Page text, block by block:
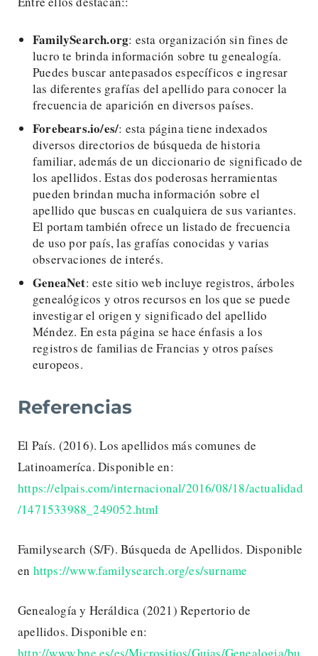
FamilySearch.org: esta organización sin fines de
lucro te brinda información sobre tu genealogía.
Puedes buscar antepasados específicos e ingresar
las diferentes grafías del apellido para conocer la
frecuencia de aparición en diversos países.
Forebears.io/es/: esta página tiene indexados
diversos directorios de búsqueda de historia
familiar, además de un diccionario de significado de
los apellidos. Estas dos poderosas herramientas
pueden brindan mucha información sobre el
apellido que buscas en cualquiera de sus variantes.
El portam también ofrece un listado de frecuencia
de uso por país, las grafías conocidas y varias
observaciones de interés.
GeneaNet: este sitio web incluye registros, árboles
genealógicos y otros recursos en los que se puede
investigar el origen y significado del apellido
Méndez. En esta página se hace énfasis a los
registros de familias de Francias y otros países
europeos.
Referencias
El País. (2016). Los apellidos más comunes de
Latinoameríca. Disponible en:
https://elpais.com/internacional/2016/08/18/actualidad
/1471533988_249052.html
Familysearch (S/F). Búsqueda de Apellidos. Disponible
en https://www.familysearch.org/es/surname
Genealogía y Heráldica (2021) Repertorio de
apellidos. Disponible en: